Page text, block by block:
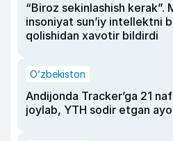
“Biroz sekinlashish kerak”.
insoniyat sun’iy intellektni
qolishidan xavotir bildirdi
O‘zbekiston
Andijonda Tracker’ga 21
joylab, YTH sodir etgan